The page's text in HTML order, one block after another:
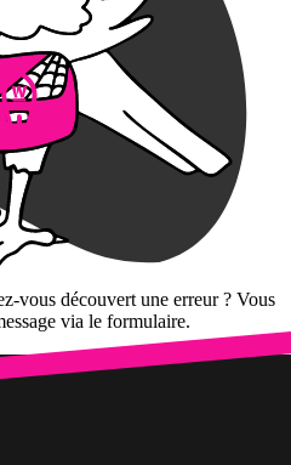
vous découvert une erreur ? Vous
via le formulaire.